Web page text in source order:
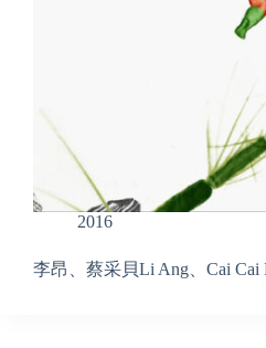
2016
李昂、蔡采貝Li Ang、Cai Cai